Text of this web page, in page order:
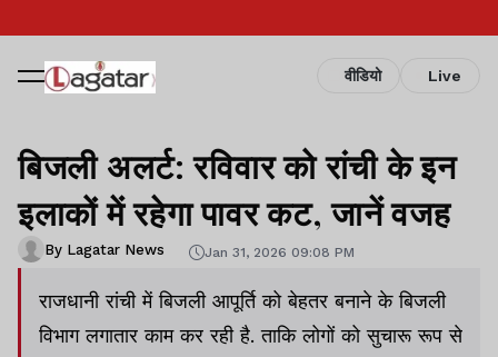
वीडियो Live
बिजली अलर्ट: रविवार को रांची के इन
इलाकों में रहेगा पावर कट, जानें वजह
By Lagatar News Jan 31, 2026 09:08 PM
राजधानी रांची में बिजली आपूर्ति को बेहतर बनाने के बिजली
विभाग लगातार काम कर रही है. ताकि लोगों को सुचारू रूप से